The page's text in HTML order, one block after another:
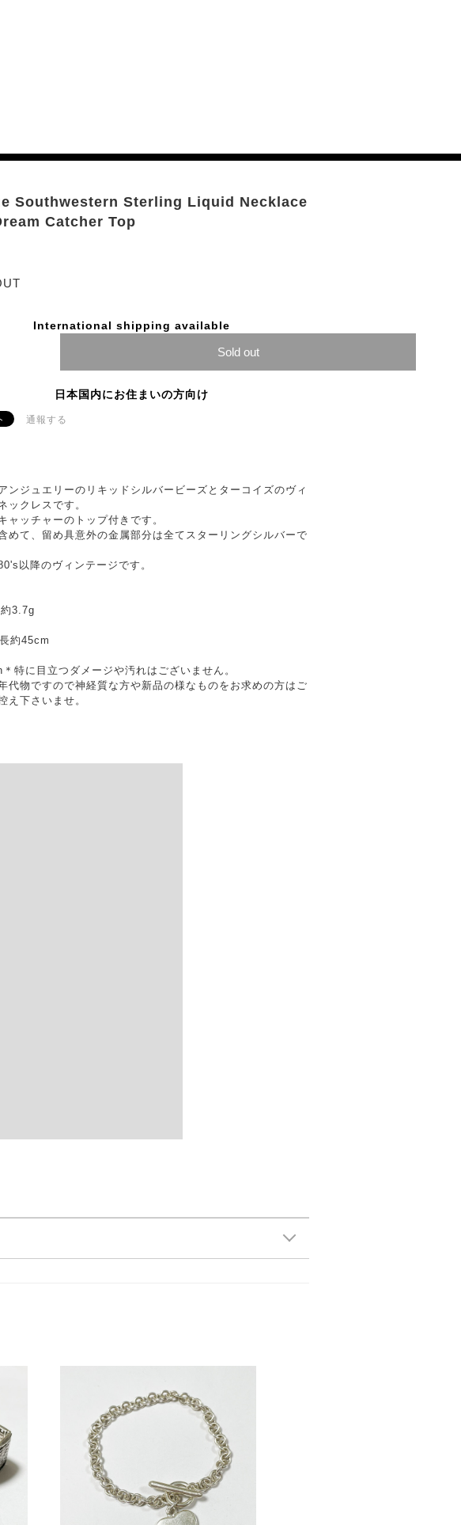
Southwestern Sterling Liquid Necklace
Catcher Top
International shipping available
Sold out
日本国内にお住まいの方向け
通報する
ンジュエリーのリキッドシルバービーズとターコイズのヴィ
ックレスです。
ャッチャーのトップ付きです。
めて、留め具意外の金属部分は全てスターリングシルバーで
以降のヴィンテージです。
3.7g
約45cm
特に目立つダメージや汚れはございません。
代物ですので神経質な方や新品の様なものをお求めの方はご
え下さいませ。